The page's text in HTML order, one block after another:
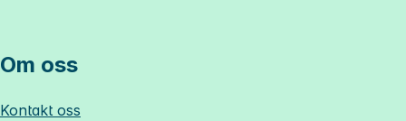
Om oss
Kontakt oss